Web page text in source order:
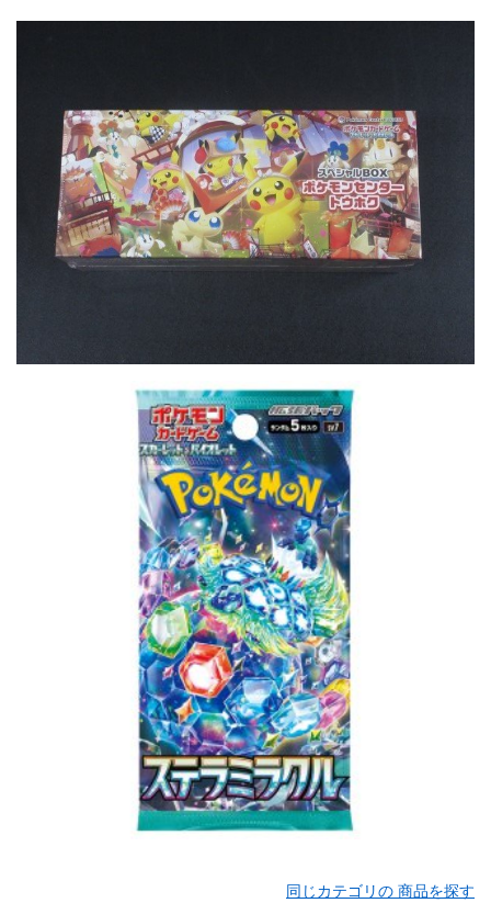
同じカテゴリの 商品を探す